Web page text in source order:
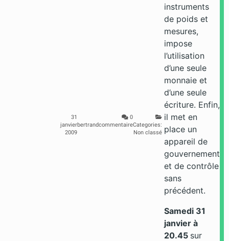
31
janvier
2009
bertrand
0
commentaireCategories:
Non classé
instruments
de poids et
mesures,
impose
l’utilisation
d’une seule
monnaie et
d’une seule
écriture. Enfin,
il met en
place un
appareil de
gouvernement
et de contrôle
sans
précédent.
Samedi 31
janvier à
20.45 sur